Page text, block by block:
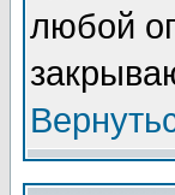
любой